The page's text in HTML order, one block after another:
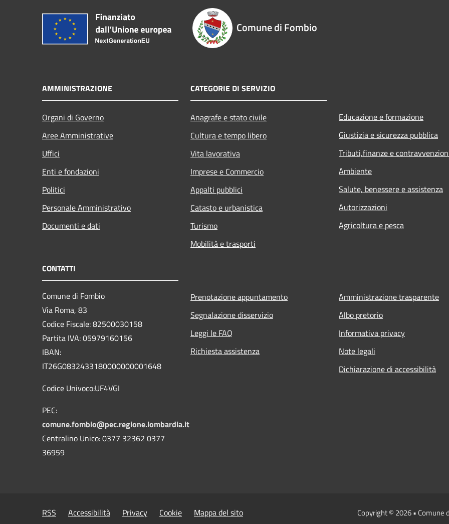
Comune di Fombio
AMMINISTRAZIONE
Organi di Governo
Aree Amministrative
Uffici
Enti e fondazioni
Politici
Personale Amministrativo
Documenti e dati
CATEGORIE DI SERVIZIO
Anagrafe e stato civile
Cultura e tempo libero
Vita lavorativa
Imprese e Commercio
Appalti pubblici
Catasto e urbanistica
Turismo
Mobilità e trasporti
Educazione e formazione
Giustizia e sicurezza pubblica
Tributi,finanze e
Ambiente
Salute, benessere e assistenza
Autorizzazioni
Agricoltura e pesca
CONTATTI
Comune di Fombio
Via Roma, 83
Codice Fiscale: 82500030158
Partita IVA: 05979160156
IBAN:
IT26G0832433180000000001648
Codice Univoco:UF4VGI
PEC:
comune.fombio@pec.regione.lombardia.it
Centralino Unico: 0377 32362 0377
36959
Prenotazione appuntamento
Segnalazione disservizio
Leggi le FAQ
Richiesta assistenza
Amministrazione trasparente
Albo pretorio
Informativa privacy
Note legali
Dichiarazione di accessibilità
RSS Accessibilità Privacy Cookie Mappa del sito Copyright © 2026 •